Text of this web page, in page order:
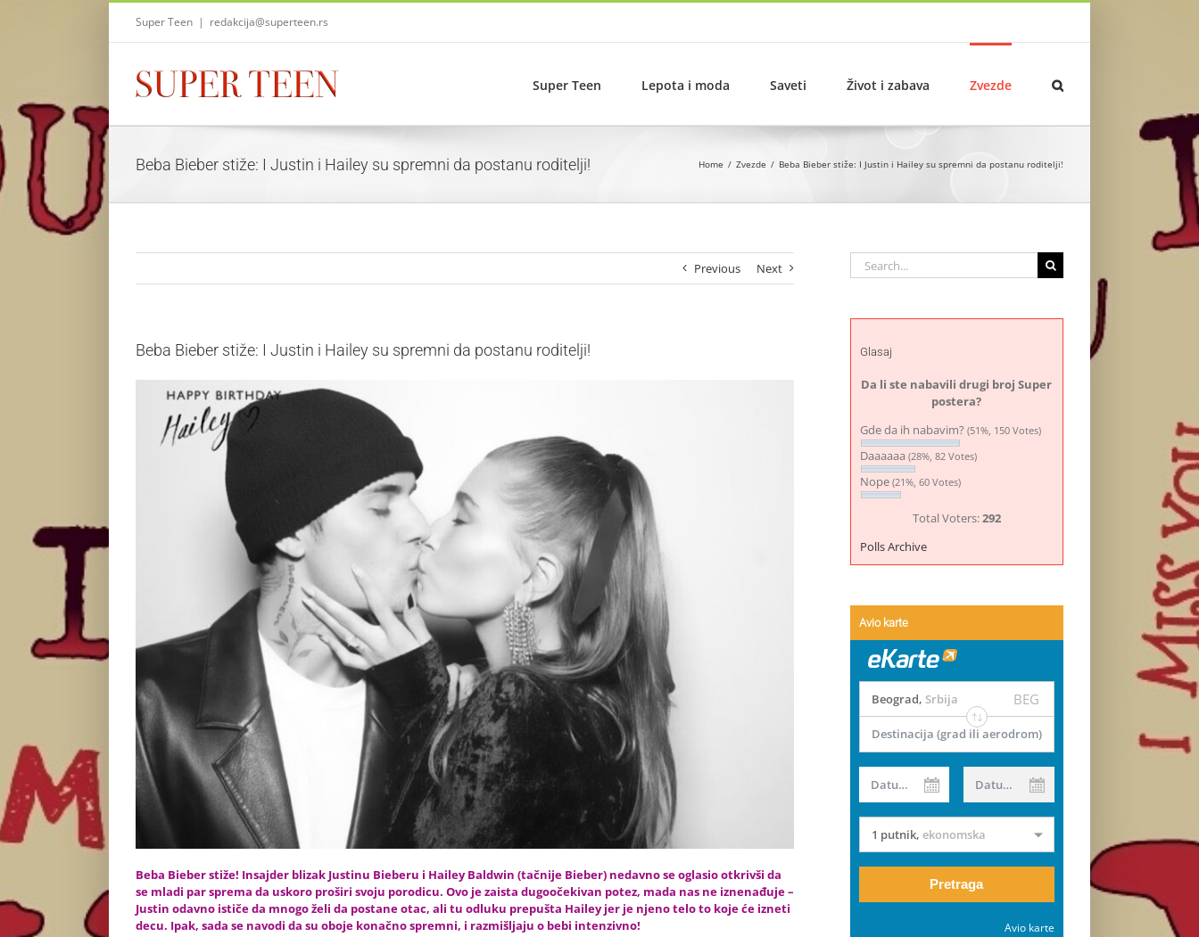
Super Teen | redakcija@superteen.rs
Super Teen Lepota i moda Saveti Život i zabava Zvezde
Beba Bieber stiže: I Justin i Hailey su spremni da postanu roditelji! Home Zvezde Beba Bieber stiže: I Justin i Hailey su spremni da postanu roditelji!
Previous Next
Beba Bieber stiže: I Justin i Hailey su spremni da postanu roditelji!
Beba Bieber stiže! Insajder blizak Justinu Bieberu i Hailey Baldwin (tačnije Bieber) nedavno se oglasio otkrivši da
se mladi par sprema da uskoro proširi svoju porodicu. Ovo je zaista dugoočekivan potez, mada nas ne iznenađuje –
Justin odavno ističeda mnogo želi da postane otac, ali tu odluku prepušta Hailey jer je njeno telo to koje će izneti
decu. Ipak, sada se navodi da su oboje konačno spremni, i razmišljaju o bebi intenzivno!
Search
for:
Glasaj
Da li ste nabavili drugi broj Super
postera?
Gde da ih nabavim? (51%, 150 Votes)
Daaaaaa (28%, 82 Votes)
Nope (21%, 60 Votes)
Total Voters:292
Polls Archive
Avio karte
Beograd, Srbija BEG
Destinacija (grad ili aerodrom)
Datum od Datum do
1 putnik, ekonomska
Pretraga
Avio karte